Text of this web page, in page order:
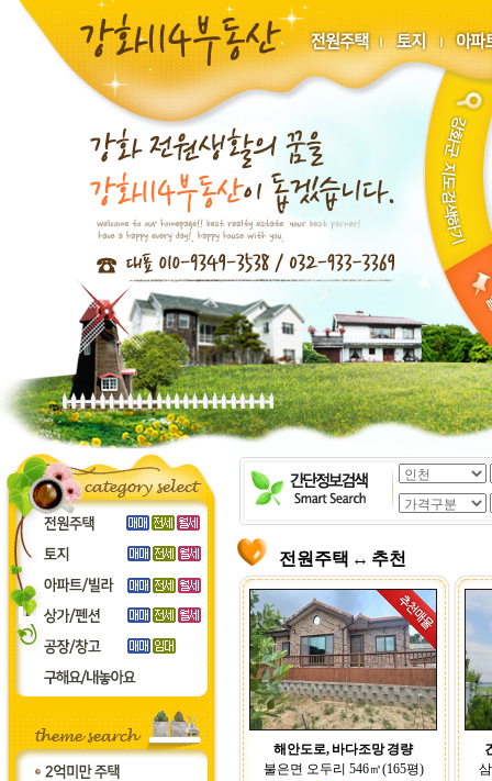
전원주택 ↔ 추천
해안도로, 바다조망 경량
불은면 오두리 546㎡(165평)